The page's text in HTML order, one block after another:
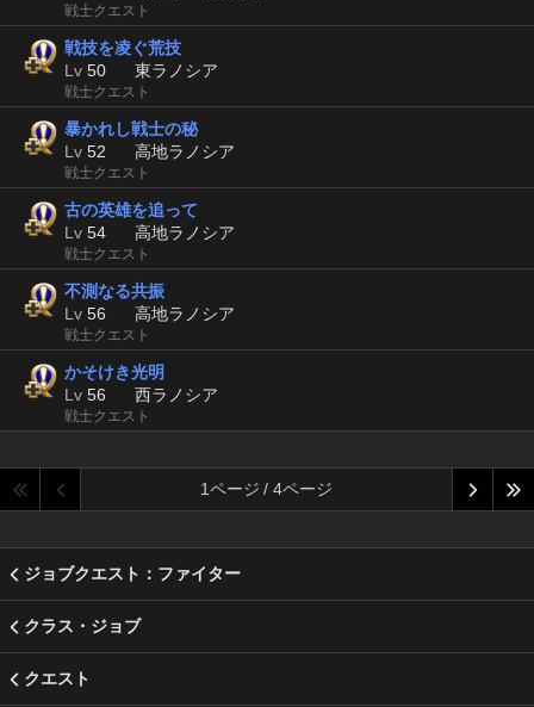
戦士クエスト
戦技を凌ぐ荒技
Lv 50 東ラノシア
戦士クエスト
暴かれし戦士の秘
Lv 52 高地ラノシア
戦士クエスト
古の英雄を追って
Lv 54 高地ラノシア
戦士クエスト
不測なる共振
Lv 56 高地ラノシア
戦士クエスト
かそけき光明
Lv 56 西ラノシア
戦士クエスト
1ページ / 4ページ
ジョブクエスト：ファイター
クラス・ジョブ
クエスト